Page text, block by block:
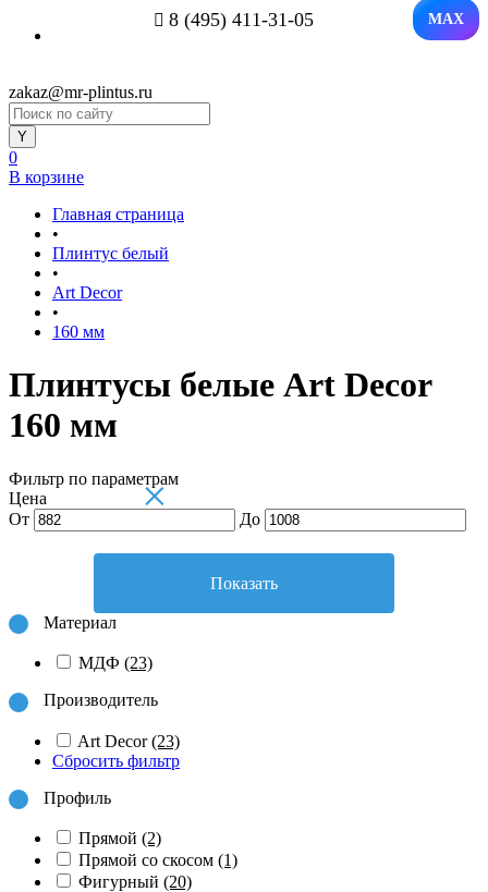
8 (495) 411-31-05 MAX
zakaz@mr-plintus.ru
0
В корзине
Главная страница
•
Плинтус белый
•
Art Decor
•
160 мм
Плинтусы белые Art Decor
160 мм
Фильтр по параметрам
×
Цена
От
До
Показать
Материал
МДФ (23)
Производитель
Art Decor(23)
Сбросить фильтр
Профиль
Прямой (2)
Прямой со скосом (1)
Фигурный (20)